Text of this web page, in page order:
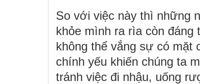
So với việc này thì những
khỏe mình ra rìa còn
không thể vắng sự có mặt
chính yếu khiến chúng ta
tránh việc đi nhậu, uống